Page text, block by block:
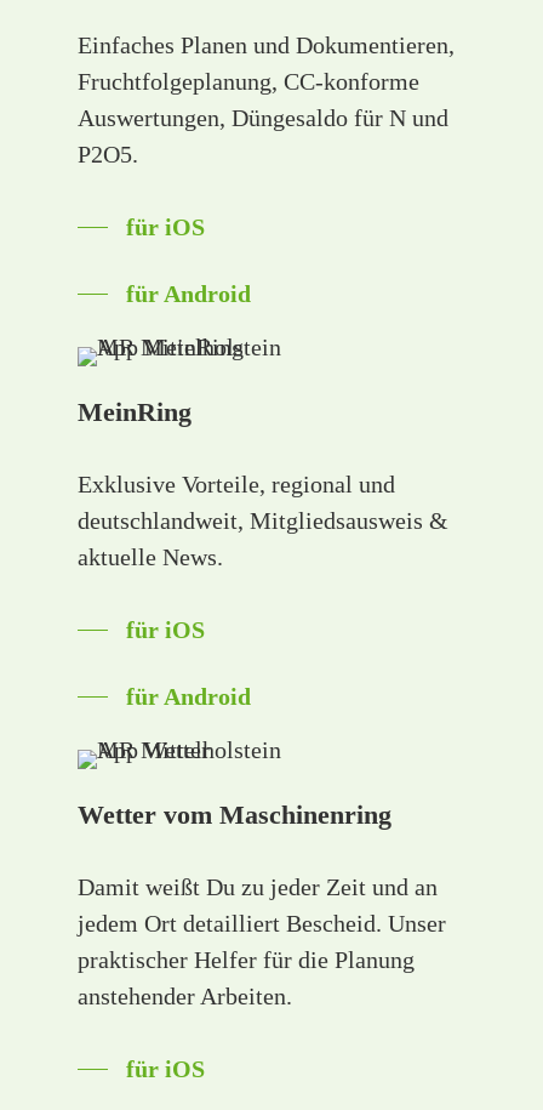
Einfaches Planen und Dokumentieren,
Fruchtfolgeplanung, CC-konforme
Auswertungen, Düngesaldo für N und
P2O5.
für iOS
für Android
MeinRing
Exklusive Vorteile, regional und
deutschlandweit, Mitgliedsausweis &
aktuelle News.
für iOS
für Android
Wetter vom Maschinenring
Damit weißt Du zu jeder Zeit und an
jedem Ort detailliert Bescheid. Unser
praktischer Helfer für die Planung
anstehender Arbeiten.
für iOS